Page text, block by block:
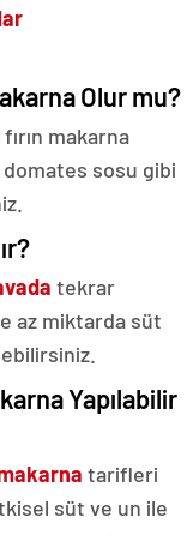
Olur mu?
fırın makarna
sosu gibi
tekrar
az miktarda süt
Yapılabilir
tarifleri
süt ve un ile